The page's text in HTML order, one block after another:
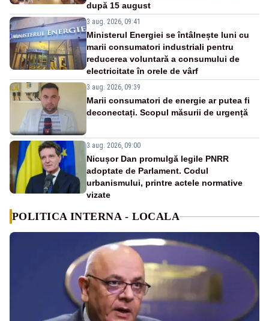
după 15 august
3 aug. 2026, 09:41
Ministerul Energiei se întâlnește luni cu
marii consumatori industriali pentru
reducerea voluntară a consumului de
electricitate în orele de vârf
3 aug. 2026, 09:39
Marii consumatori de energie ar putea fi
deconectați. Scopul măsurii de urgență
3 aug. 2026, 09:00
Nicușor Dan promulgă legile PNRR
adoptate de Parlament. Codul
urbanismului, printre actele normative
vizate
POLITICA INTERNA - LOCALA